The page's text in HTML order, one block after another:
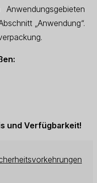
„Anwendung“.
und Verfügbarkeit!